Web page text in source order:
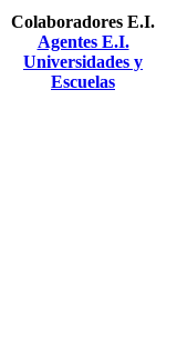
Colaboradores E.I.
Agentes E.I.
Universidades y
Escuelas